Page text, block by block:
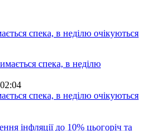
спека, в неділю очікуються
спека, в неділю очікуються